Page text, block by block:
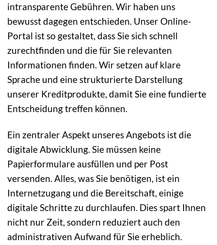
intransparente Gebühren. Wir haben uns
bewusst dagegen entschieden. Unser Online-
Portal ist so gestaltet, dass Sie sich schnell
zurechtfinden und die für Sie relevanten
Informationen finden. Wir setzen auf klare
Sprache und eine strukturierte Darstellung
unserer Kreditprodukte, damit Sie eine fundierte
Entscheidung treffen können.
Ein zentraler Aspekt unseres Angebots ist die
digitale Abwicklung. Sie müssen keine
Papierformulare ausfüllen und per Post
versenden. Alles, was Sie benötigen, ist ein
Internetzugang und die Bereitschaft, einige
digitale Schritte zu durchlaufen. Dies spart Ihnen
nicht nur Zeit, sondern reduziert auch den
administrativen Aufwand für Sie erheblich.